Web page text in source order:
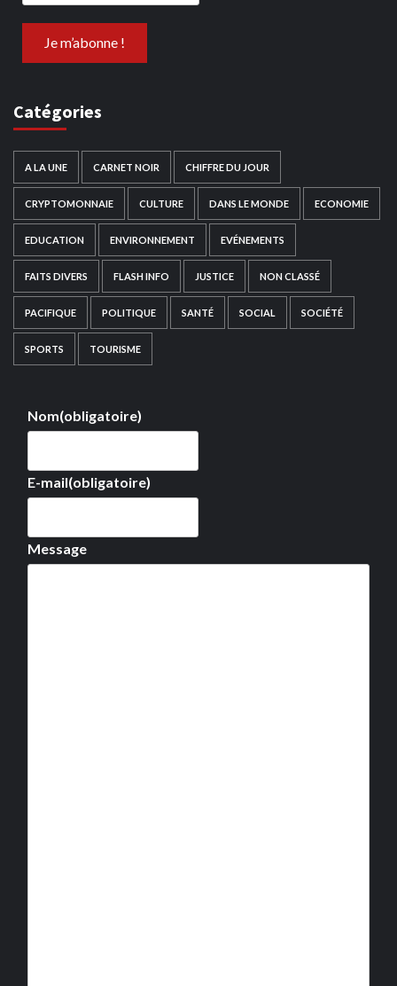
Catégories
A LA UNE CARNET NOIR CHIFFRE DU JOUR
CRYPTOMONNAIE CULTURE DANS LE MONDE ECONOMIE
EDUCATION ENVIRONNEMENT EVÉNEMENTS
FAITS DIVERS FLASH INFO JUSTICE NON CLASSÉ
PACIFIQUE POLITIQUE SANTÉ SOCIAL SOCIÉTÉ
SPORTS TOURISME
Nom(obligatoire)
E-mail(obligatoire)
Message